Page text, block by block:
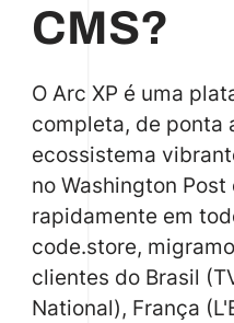
CMS?
O Arc XP é uma
completa, de ponta
ecossistema
no Washington
rapidamente em
code.store,
clientes do Brasil
National), França